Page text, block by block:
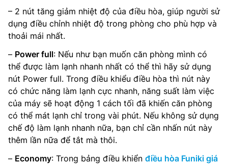
– 2 nút tăng giảm nhiệt độ của điều hòa, giúp người sử
dụng điều chỉnh nhiệt độ trong phòng cho phù hợp và
thoải mái nhất.
– Power full: Nếu như bạn muốn căn phòng mình có
thể được làm lạnh nhanh nhất có thể thì hãy sử dụng
nút Power full. Trong điều khiểu điều hòa thì nút này
có chức năng làm lạnh cực nhanh, năng suất làm việc
của máy sẽ hoạt động 1 cách tối đã khiến căn phòng
có thể mát lạnh chỉ trong vài phút. Nếu không sử dụng
chế độ làm lạnh nhanh nữa, bạn chỉ cần nhấn nút này
thêm lần nữa để tắt mà thôi.
– Economy: Trong bảng điều khiển điều hòa Funiki giá